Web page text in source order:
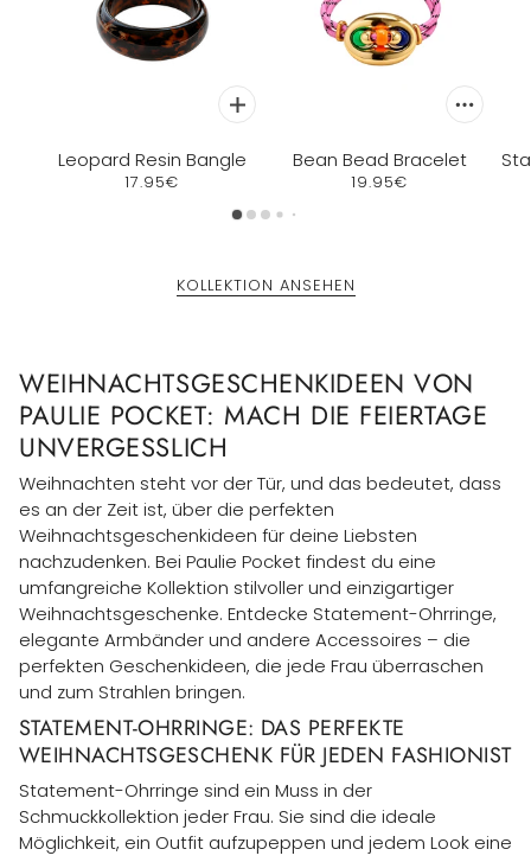
Leopard Resin Bangle
17.95€
Bean Bead Bracelet
19.95€
KOLLEKTION ANSEHEN
WEIHNACHTSGESCHENKIDEEN VON
PAULIE POCKET: MACH DIE FEIERTAGE
UNVERGESSLICH
Weihnachten steht vor der Tür, und das bedeutet, dass
es an der Zeit ist, über die perfekten
Weihnachtsgeschenkideen für deine Liebsten
nachzudenken. Bei Paulie Pocket findest du eine
umfangreiche Kollektion stilvoller und einzigartiger
Weihnachtsgeschenke. Entdecke Statement-Ohrringe,
elegante Armbänder und andere Accessoires – die
perfekten Geschenkideen, die jede Frau überraschen
und zum Strahlen bringen.
STATEMENT-OHRRINGE: DAS PERFEKTE
WEIHNACHTSGESCHENK FÜR JEDEN FASHIONIST
Statement-Ohrringe sind ein Muss in der
Schmuckkollektion jeder Frau. Sie sind die ideale
Möglichkeit, ein Outfit aufzupeppen und jedem Look eine